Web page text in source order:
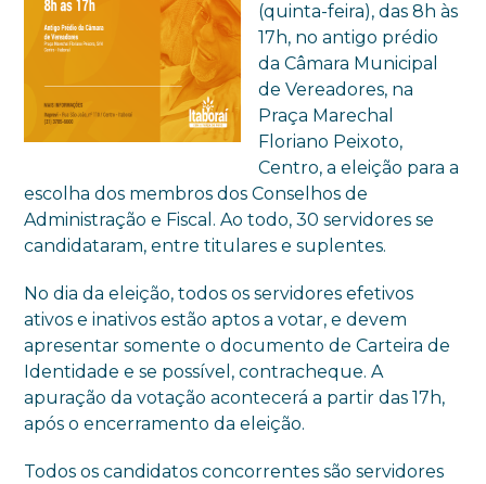
(quinta-feira), das 8h às
17h, no antigo prédio
da Câmara Municipal
de Vereadores, na
Praça Marechal
Floriano Peixoto,
Centro, a eleição para a
escolha dos membros dos Conselhos de
Administração e Fiscal. Ao todo, 30 servidores se
candidataram, entre titulares e suplentes.
No dia da eleição, todos os servidores efetivos
ativos e inativos estão aptos a votar, e devem
apresentar somente o documento de Carteira de
Identidade e se possível, contracheque. A
apuração da votação acontecerá a partir das 17h,
após o encerramento da eleição.
Todos os candidatos concorrentes são servidores